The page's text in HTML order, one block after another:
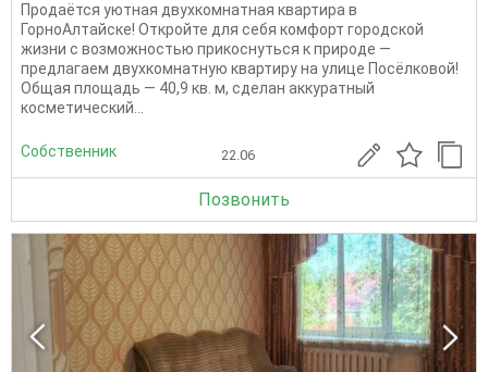
Продаётся уютная двухкомнатная квартира в
ГорноАлтайске! Откройте для себя комфорт городской
жизни с возможностью прикоснуться к природе —
предлагаем двухкомнатную квартиру на улице Посёлковой!
Общая площадь — 40,9 кв. м, сделан аккуратный
косметический...
Собственник 22.06
Позвонить